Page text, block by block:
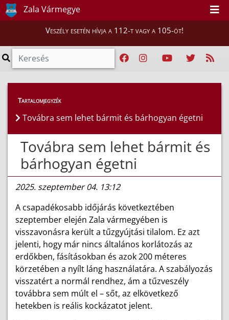
Zala Vármegye
Veszély esetén hívja a 112-t vagy a 105-öt!
Híreink > Hírek
Tartalomjegyzék
Továbra sem lehet bármit és bárhogyan égetni
Továbra sem lehet bármit és
bárhogyan égetni
2025. szeptember 04. 13:12
A csapadékosabb időjárás következtében
szeptember elején Zala vármegyében is
visszavonásra került a tűzgyújtási tilalom. Ez azt
jelenti, hogy már nincs általános korlátozás az
erdőkben, fásításokban és azok 200 méteres
körzetében a nyílt láng használatára. A szabályozás
visszatért a normál rendhez, ám a tűzveszély
továbbra sem múlt el – sőt, az elkövetkező
hetekben is reális kockázatot jelent.